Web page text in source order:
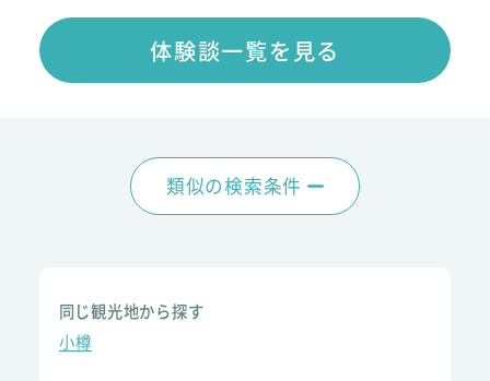
体験談一覧を見る
類似の検索条件
同じ観光地から探す
小樽